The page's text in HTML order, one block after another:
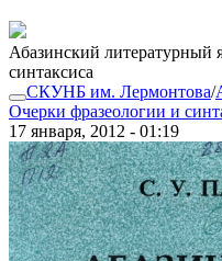
Абазинский литературный
синтаксиса
СКУНБ им. Лермонтова/
Очерки фразеологии и
17 января, 2012 - 01:19